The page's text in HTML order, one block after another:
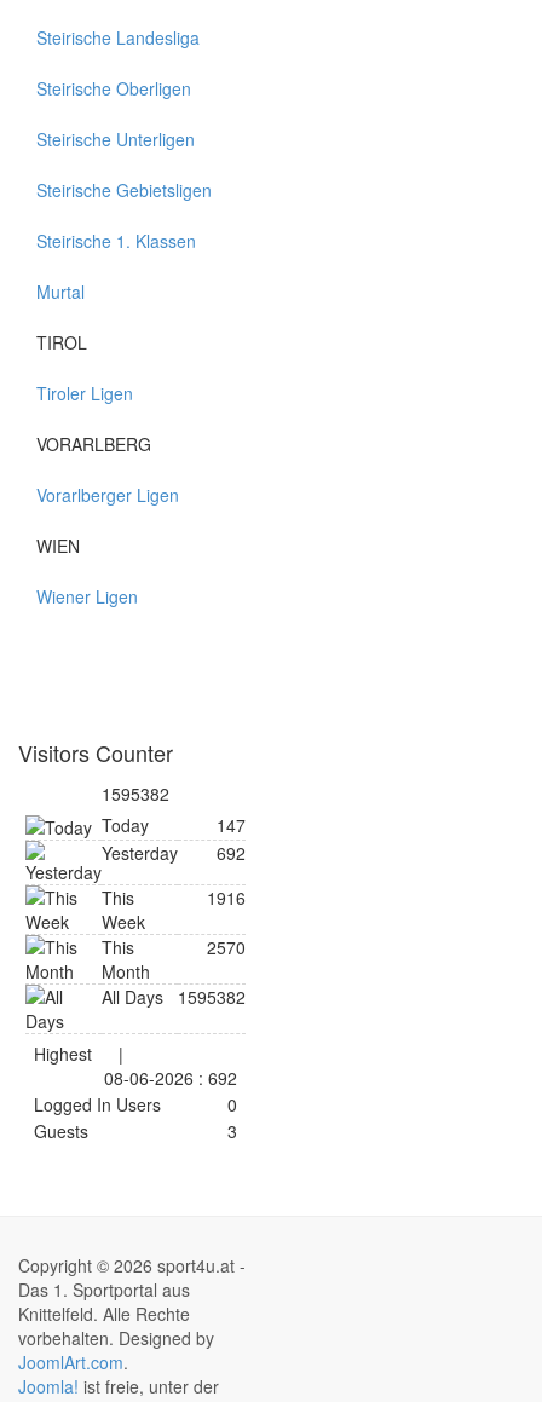
Steirische Landesliga
Steirische Oberligen
Steirische Unterligen
Steirische Gebietsligen
Steirische 1. Klassen
Murtal
TIROL
Tiroler Ligen
VORARLBERG
Vorarlberger Ligen
WIEN
Wiener Ligen
Visitors Counter
1595382
Today
147
Yesterday
692
This
Week
1916
This
Month
2570
All Days 1595382
Highest
|
08-06-2026 : 692
Logged In Users
0
Guests
3
Copyright © 2026 sport4u.at -
Das 1. Sportportal aus
Knittelfeld. Alle Rechte
vorbehalten. Designed by
JoomlArt.com.
Joomla! ist freie, unter der